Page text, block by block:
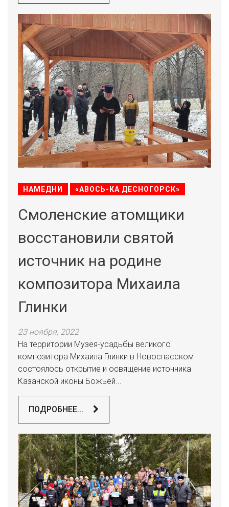
НАМЕДНИ «АВОСЬ-КА ДЕСНОГОРСК»
Смоленские атомщики
восстановили святой
источник на родине
композитора Михаила
Глинки
23 ноября, 2022
На территории Музея-усадьбы великого
композитора Михаила Глинки в Новоспасском
состоялось открытие и освящение источника
Казанской иконы Божьей...
ПОДРОБНЕЕ...